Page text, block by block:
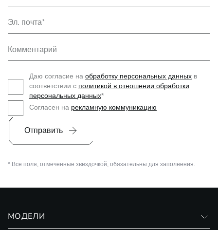
Эл. почта
Комментарий
Даю согласие на обработку персональных данных в
соответствии с политикой в отношении обработки
персональных данных*
Согласен на рекламную коммуникацию
Отправить
* Все поля, отмеченные звездочкой, обязательны для заполнения.
МОДЕЛИ